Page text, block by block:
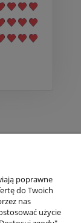
poprawne
do Twoich
nas
użycie